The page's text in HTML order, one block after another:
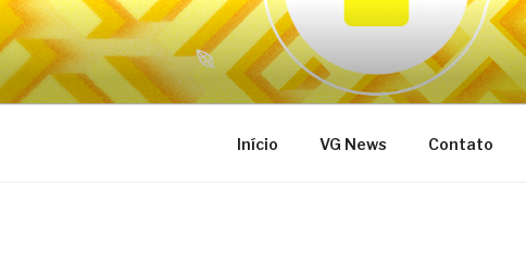
Pular
para
o
conteúdo
VG Educacional
Início VG News Contato